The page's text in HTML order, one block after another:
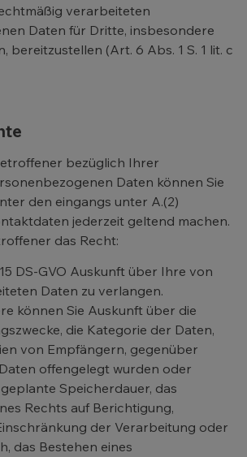
verarbeiteten
Daten für Dritte, insbesondere
bereitzustellen (Art. 6 Abs. 1 S. 1 lit. c
bezüglich Ihrer
Daten können Sie
den eingangs unter A.(2)
jederzeit geltend machen.
das Recht:
DS-GVO Auskunft über Ihre von
Daten zu verlangen.
können Sie Auskunft über die
die Kategorie der Daten,
von Empfängern, gegenüber
offengelegt wurden oder
Speicherdauer, das
Rechts auf Berichtigung,
der Verarbeitung oder
das Bestehen eines